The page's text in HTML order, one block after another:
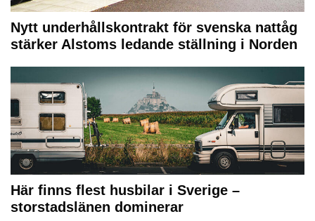
Nytt underhållskontrakt för svenska nattåg
stärker Alstoms ledande ställning i Norden
Här finns flest husbilar i Sverige –
storstadslänen dominerar